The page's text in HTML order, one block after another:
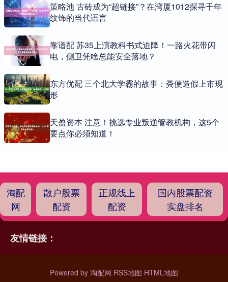
策略池 古砖成为“超链接”？在湾厦1012探寻千年
纹饰的当代语言
靠谱配 苏35上演教科书式迫降！一路火花带闪
电，侧卫凭啥总能安全落地？
东方优配 三个北大学霸的故事：粪便造假上市现
形
天盈资本 注意！挑选专业叛逆管教机构，这5个
要点你必须知道！
淘配
网
散户股票
配资
正规线上
配资
国内股票配资
实盘排名
友情链接：
Powered by 淘配网 RSS地图 HTML地图